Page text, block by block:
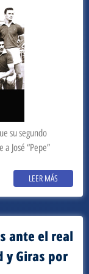
su segundo
José “Pepe”
LEER MÁS
ante el real
y Giras por